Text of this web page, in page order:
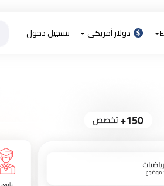
دولار أمريكي تسجيل دخول